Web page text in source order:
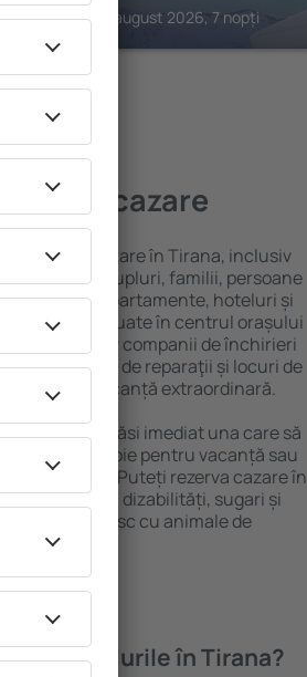
Tirana, 28 august 2026, 7 nopți
bună cazare
variată de cazare în Tirana, inclusiv
persoană, cupluri, familii, persoane
pot sta în apartamente, hoteluri și
și sunt situate în centrul orașului
inclusiv companii de închirieri
centre de reparaţii și locuri de
o vacanță extraordinară.
Tirana, veţi găsi imediat una care să
ce aveți nevoie pentru vacanță sau
aleasă. Puteți rezerva cazare în
cu dizabilități, sugari și
care călătoresc cu animale de
hotelurile în Tirana?